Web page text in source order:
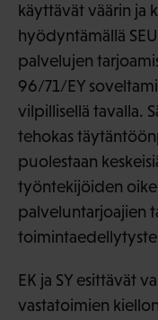
käyttävät väärin ja
hyödyntämällä
palvelujen
96/71/EY
vilpillisellä tavalla.
tehokas
puolestaan
työntekijöiden
palveluntarjoajien
EK ja SY esittävät
vastatoimien